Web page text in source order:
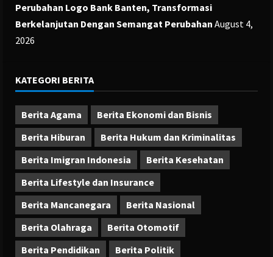
Perubahan Logo Bank Banten, Transformasi
Berkelanjutan Dengan Semangat Perubahan August 4,
2026
KATEGORI BERITA
Berita Agama
Berita Ekonomi dan Bisnis
Berita Hiburan
Berita Hukum dan Kriminalitas
Berita Imigran Indonesia
Berita Kesehatan
Berita Lifestyle dan Insurance
Berita Mancanegara
Berita Nasional
Berita Olahraga
Berita Otomotif
Berita Pendidikan
Berita Politik